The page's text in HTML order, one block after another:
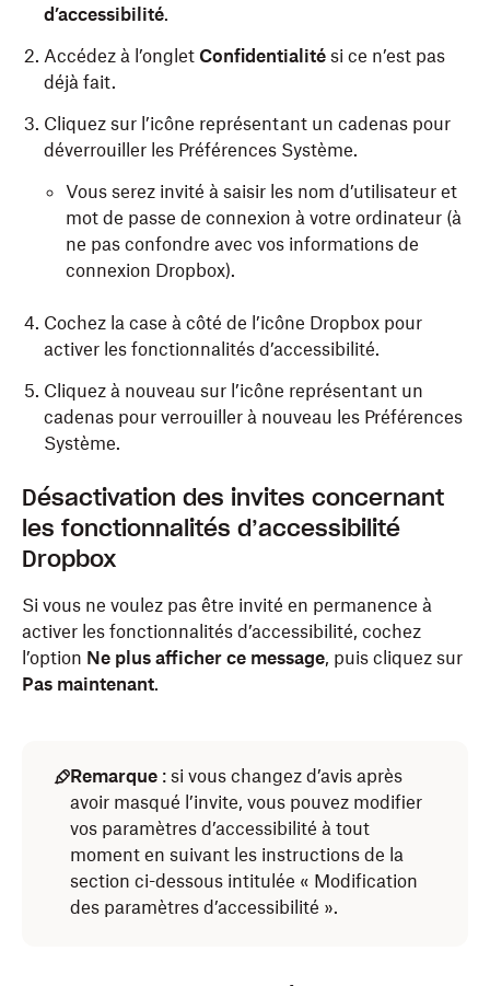
d’accessibilité.
Accédez à l’onglet Confidentialité si ce n’est pas
déjà fait.
Cliquez sur l’icône représentant un cadenas pour
déverrouiller les Préférences Système.
Vous serez invité à saisir les nom d’utilisateur et
mot de passe de connexion à votre ordinateur (à
ne pas confondre avec vos informations de
connexion Dropbox).
Cochez la case à côté de l’icône Dropbox pour
activer les fonctionnalités d’accessibilité.
Cliquez à nouveau sur l’icône représentant un
cadenas pour verrouiller à nouveau les Préférences
Système.
Désactivation des invites concernant
les fonctionnalités d’accessibilité
Dropbox
Si vous ne voulez pas être invité en permanence à
activer les fonctionnalités d’accessibilité, cochez
l’option Ne plus afficher ce message, puis cliquez sur
Pas maintenant.
Remarque : si vous changez d’avis après
avoir masqué l’invite, vous pouvez modifier
vos paramètres d’accessibilité à tout
moment en suivant les instructions de la
section ci-dessous intitulée « Modification
des paramètres d’accessibilité ».